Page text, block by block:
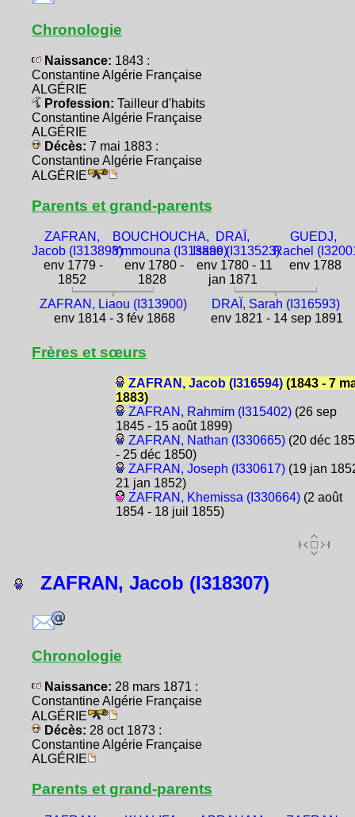
Chronologie
Naissance: 1843 :
Constantine Algérie Française
ALGÉRIE
Profession: Tailleur d'habits
Constantine Algérie Française
ALGÉRIE
Décès: 7 mai 1883 :
Constantine Algérie Française
ALGÉRIE
Parents et grand-parents
ZAFRAN,
Jacob (I313898)
env 1779 -
1852
BOUCHOUCHA,
Ymmouna (I313899)
env 1780 -
1828
DRAÏ,
Isaac (I313523)
env 1780 - 11
jan 1871
GUEDJ,
Rachel
env 1788
ZAFRAN, Liaou (I313900)
env 1814 - 3 fév 1868
DRAÏ, Sarah (I316593)
env 1821 - 14 sep 1891
Frères et sœurs
ZAFRAN, Jacob (I316594)(1843 - 7
1883)
ZAFRAN, Rahmim (I315402)(26 sep
1845 - 15 août 1899)
ZAFRAN, Nathan (I330665)(20 déc
- 25 déc 1850)
ZAFRAN, Joseph (I330617)(19 jan
21 jan 1852)
ZAFRAN, Khemissa (I330664)(2 août
1854 - 18 juil 1855)
ZAFRAN, Jacob (I318307)
Chronologie
Naissance: 28 mars 1871 :
Constantine Algérie Française
ALGÉRIE
Décès: 28 oct 1873 :
Constantine Algérie Française
ALGÉRIE
Parents et grand-parents